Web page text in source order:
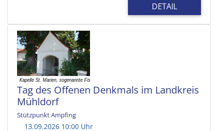
DETAIL
Tag des Offenen Denkmals im Landkreis
Mühldorf
Stützpunkt Ampfing
13.09.2026 10:00 Uhr